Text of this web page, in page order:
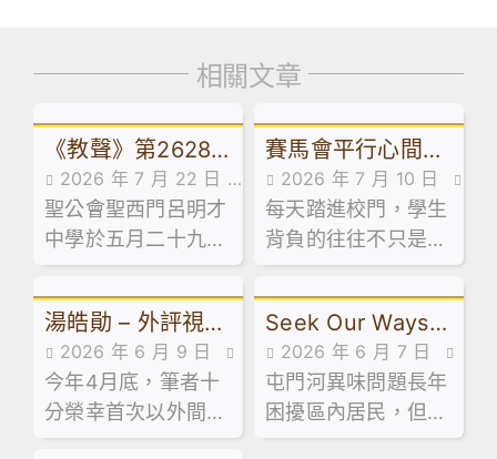
相關文章
《教聲》第2628
期報導本校畢業典
禮
2026 年 7 月 22 日
傳媒訪問,最新消息
聖公會聖西門呂明才
中學於五月二十九日
舉行第五十屆畢業典
禮，由教育局首席教
育主任(課程發展)1李
建寰先生擔任主禮嘉
賓，並向畢業生致訓
辭及授憑。
賽馬會平行心間：
由學生主導設計療
癒角落 創建校園心
靈綠洲
2026 年 7 月 10 日
傳媒訪問
每天踏進校門，學生
背負的往往不只是沉
重書包，還有學業、
人際、家庭關係帶來
的無形壓力。
湯皓勛 – 外評視角
下課堂蛻變：從
「教學常規」到
「淬煉好課」︱來
2026 年 6 月 9 日
傳媒訪問
今年4月底，筆者十
分榮幸首次以外間評
核人員的身份參與外
Seek Our Ways社
創計劃 高中生研發
「河神」改善屯門
河異味奪冠
2026 年 6 月 7 日
傳媒訪問
屯門河異味問題長年
困擾區內居民，但有
一班土生土長的中學